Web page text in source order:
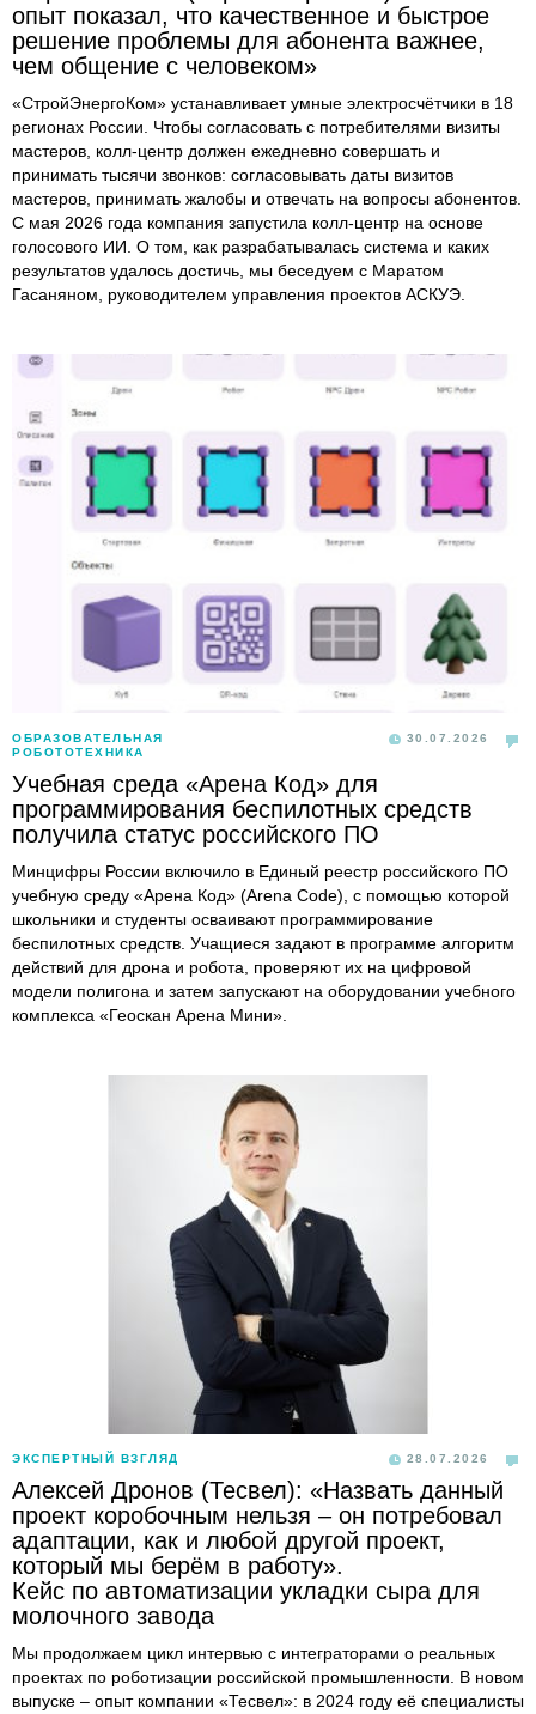
опыт показал, что качественное и быстрое
решение проблемы для абонента важнее,
чем общение с человеком»
«СтройЭнергоКом» устанавливает умные электросчётчики в 18
регионах России. Чтобы согласовать с потребителями визиты
мастеров, колл-центр должен ежедневно совершать и
принимать тысячи звонков: согласовывать даты визитов
мастеров, принимать жалобы и отвечать на вопросы абонентов.
С мая 2026 года компания запустила колл-центр на основе
голосового ИИ. О том, как разрабатывалась система и каких
результатов удалось достичь, мы беседуем с Маратом
Гасаняном, руководителем управления проектов АСКУЭ.
ОБРАЗОВАТЕЛЬНАЯ
РОБОТОТЕХНИКА
30.07.2026
Учебная среда «Арена Код» для
программирования беспилотных средств
получила статус российского ПО
Минцифры России включило в Единый реестр российского ПО
учебную среду «Арена Код» (Arena Code), с помощью которой
школьники и студенты осваивают программирование
беспилотных средств. Учащиеся задают в программе алгоритм
действий для дрона и робота, проверяют их на цифровой
модели полигона и затем запускают на оборудовании учебного
комплекса «Геоскан Арена Мини».
ЭКСПЕРТНЫЙ ВЗГЛЯД 28.07.2026
Алексей Дронов (Тесвел): «Назвать данный
проект коробочным нельзя – он потребовал
адаптации, как и любой другой проект,
который мы берём в работу».
Кейс по автоматизации укладки сыра для
молочного завода
Мы продолжаем цикл интервью с интеграторами о реальных
проектах по роботизации российской промышленности. В новом
выпуске – опыт компании «Тесвел»: в 2024 году её специалисты